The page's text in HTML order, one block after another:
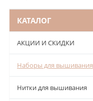
КАТАЛОГ
АКЦИИ И СКИДКИ
Наборы для вышивания
Нитки для вышивания